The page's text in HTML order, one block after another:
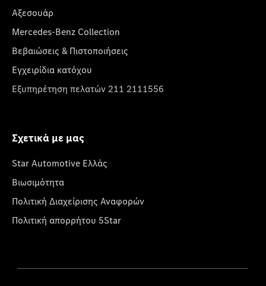
Αξεσουάρ
Mercedes-Benz Collection
Βεβαιώσεις & Πιστοποιήσεις
Εγχειρίδια κατόχου
Εξυπηρέτηση πελατών 211 2111556
Σχετικά με μας
Star Automotive Ελλάς
Βιωσιμότητα
Πολιτική Διαχείρισης Αναφορών
Πολιτική απορρήτου 5Star